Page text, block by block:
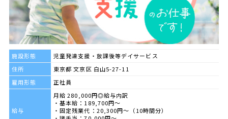
施設形態
児童発達支援・放課後等デイサービス
住所
東京都 文京区 白山5-27-11
雇用形態
正社員
給与
月給 280,000円◎給与内訳
・基本給：189,700円～
・固定残業代：20,300円～（10時間分）